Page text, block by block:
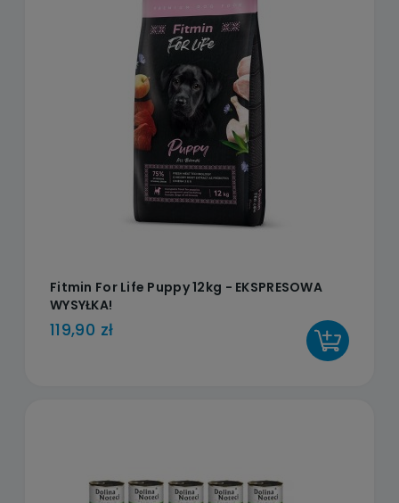
Fitmin For Life Puppy 12kg - EKSPRESOWA
WYSYŁKA!
119,90 zł